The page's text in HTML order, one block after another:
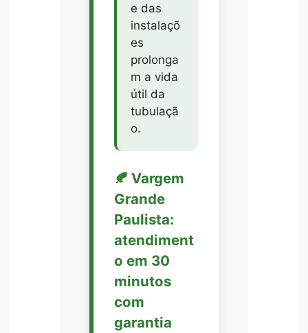
e das
instalaçõ
es
prolonga
m a vida
útil da
tubulaçã
o.
🍂 Vargem
Grande
Paulista:
atendiment
o em 30
minutos
com
garantia